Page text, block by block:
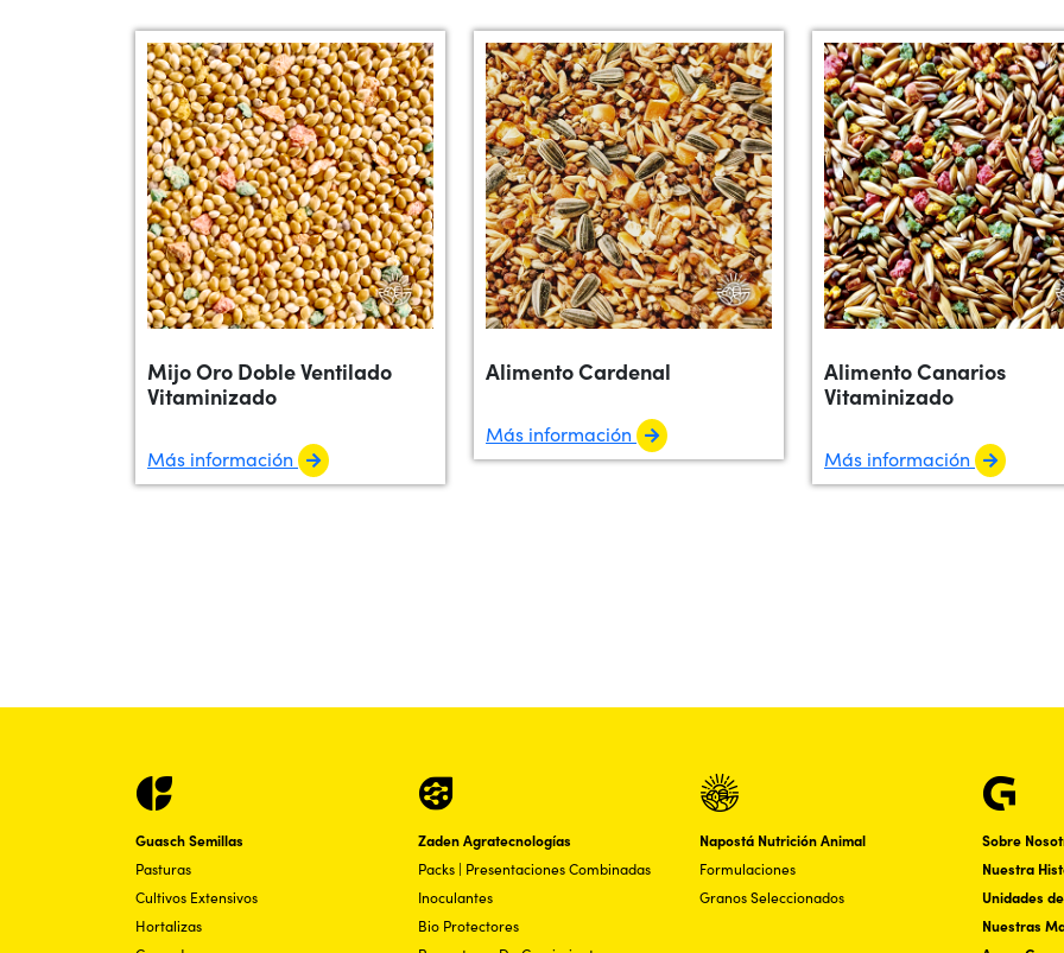
Mijo Oro Doble Ventilado
Vitaminizado
Más información
Alimento Cardenal
Más información
Alimento Canarios
Vitaminizado
Más información
Guasch Semillas
Pasturas
Cultivos Extensivos
Hortalizas
Zaden Agratecnologías
Packs | Presentaciones Combinadas
Inoculantes
Bio Protectores
Napostá Nutrición Animal
Formulaciones
Granos Seleccionados
Sobre
Nuestra
Unidades
Nuestras